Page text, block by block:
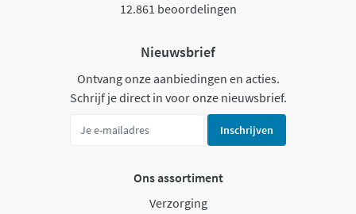
12.861 beoordelingen
Nieuwsbrief
Ontvang onze aanbiedingen en acties.
Schrijf je direct in voor onze nieuwsbrief.
Inschrijven
Ons assortiment
Verzorging